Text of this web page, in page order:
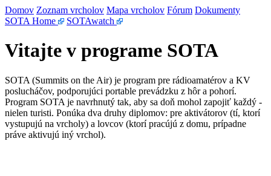
Domov Zoznam vrcholov Mapa vrcholov Fórum Dokumenty
SOTA Home
SOTAwatch
Vitajte v programe SOTA
SOTA (Summits on the Air) je program pre rádioamatérov a KV
poslucháčov, podporujúci portable prevádzku z hôr a pohorí.
Program SOTA je navrhnutý tak, aby sa doň mohol zapojiť každý -
nielen turisti. Ponúka dva druhy diplomov: pre aktivátorov (tí, ktorí
vystupujú na vrcholy) a lovcov (ktorí pracújú z domu, prípadne
práve aktivujú iný vrchol).